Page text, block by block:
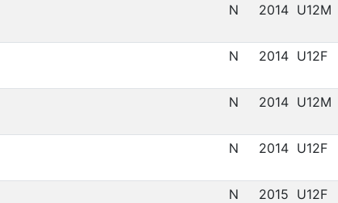
N 2014 U12M
N 2014 U12F
N 2014 U12M
N 2014 U12F
N 2015 U12F